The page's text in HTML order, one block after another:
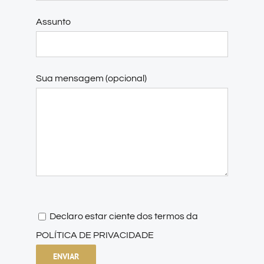
Assunto
Sua mensagem (opcional)
Declaro estar ciente dos termos da
POLÍTICA DE PRIVACIDADE